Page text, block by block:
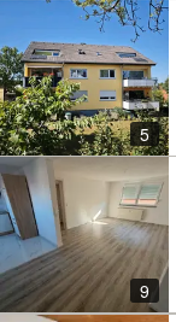
5
9